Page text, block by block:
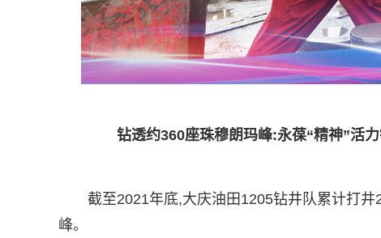
钻透约360座珠穆朗玛峰:永葆“精神”活
截至2021年底,大庆油田1205钻井队累计打
峰。